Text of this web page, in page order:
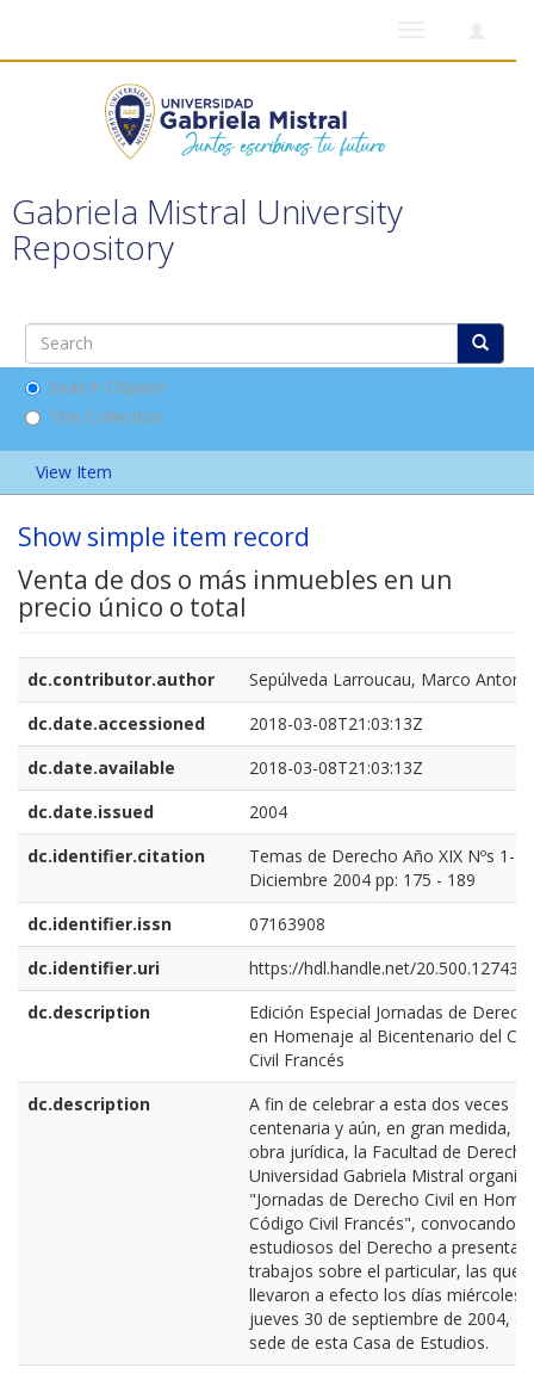
Gabriela Mistral University
Repository
Search DSpace
This Collection
View Item
Show simple item record
Venta de dos o más inmuebles en un
precio único o total
dc.contributor.author
Sepúlveda Larroucau, Marco
dc.date.accessioned
2018-03-08T21:03:13Z
dc.date.available
2018-03-08T21:03:13Z
dc.date.issued
2004
dc.identifier.citation
Temas de Derecho Año XIX Nºs 1-2
Diciembre 2004 pp: 175 - 189
dc.identifier.issn
07163908
dc.identifier.uri
https://hdl.handle.net/20.500.12743/
dc.description
Edición Especial Jornadas de
en Homenaje al Bicentenario del
Civil Francés
dc.description
A fin de celebrar a esta dos veces
centenaria y aún, en gran medida,
obra jurídica, la Facultad de
Universidad Gabriela Mistral
"Jornadas de Derecho Civil en
Código Civil Francés", convocando
estudiosos del Derecho a presentar
trabajos sobre el particular, las que
llevaron a efecto los días miércoles
jueves 30 de septiembre de 2004,
sede de esta Casa de Estudios.